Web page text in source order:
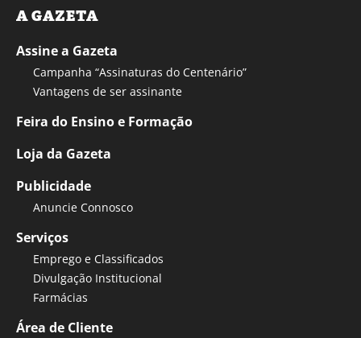
A GAZETA
Assine a Gazeta
Campanha “Assinaturas do Centenário”
Vantagens de ser assinante
Feira do Ensino e Formação
Loja da Gazeta
Publicidade
Anuncie Connosco
Serviços
Emprego e Classificados
Divulgação Institucional
Farmácias
Área de Cliente